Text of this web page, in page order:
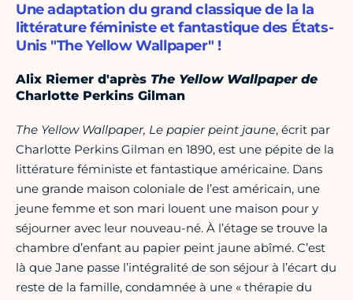
Une adaptation du grand classique de la la
littérature féministe et fantastique des États-
Unis "The Yellow Wallpaper" !
Alix Riemer d'après The Yellow Wallpaper de
Charlotte Perkins Gilman
The Yellow Wallpaper, Le papier peint jaune, écrit par
Charlotte Perkins Gilman en 1890, est une pépite de la
littérature féministe et fantastique américaine. Dans
une grande maison coloniale de l’est américain, une
jeune femme et son mari louent une maison pour y
séjourner avec leur nouveau-né. À l’étage se trouve la
chambre d’enfant au papier peint jaune abîmé. C’est
là que Jane passe l’intégralité de son séjour à l’écart du
reste de la famille, condamnée à une « thérapie du